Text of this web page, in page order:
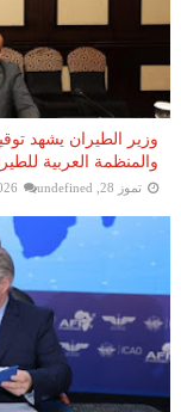
وزير الطيران يشهد
والمنظمة العربية
تموز 28, 2026 undefined